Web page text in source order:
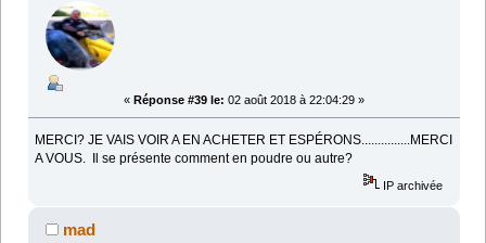
« Réponse #39 le: 02 août 2018 à 22:04:29 »
MERCI? JE VAIS VOIR A EN ACHETER ET ESPÉRONS...............MERCI
A VOUS. Il se présente comment en poudre ou autre?
IP archivée
mad